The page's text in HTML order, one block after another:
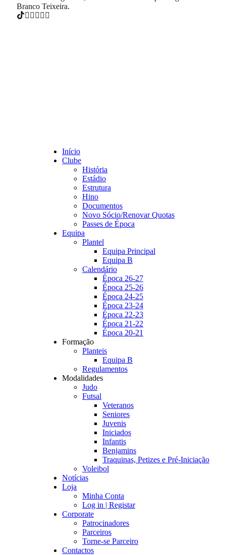
Branco Teixeira.
Início
Clube
História
Estádio
Estrutura
Hino
Documentos
Novo Sócio/Renovar Quotas
Passes de Época
Equipa
Plantel
Equipa Principal
Equipa B
Calendário
Época 26-27
Época 25-26
Época 24-25
Época 23-24
Época 22-23
Época 21-22
Época 20-21
Formação
Planteis
Equipa B
Regulamentos
Modalidades
Judo
Futsal
Veteranos
Seniores
Juvenis
Iniciados
Infantis
Benjamins
Traquinas, Petizes e Pré-Iniciação
Voleibol
Notícias
Loja
Minha Conta
Log in | Registar
Corporate
Patrocinadores
Parceiros
Torne-se Parceiro
Contactos